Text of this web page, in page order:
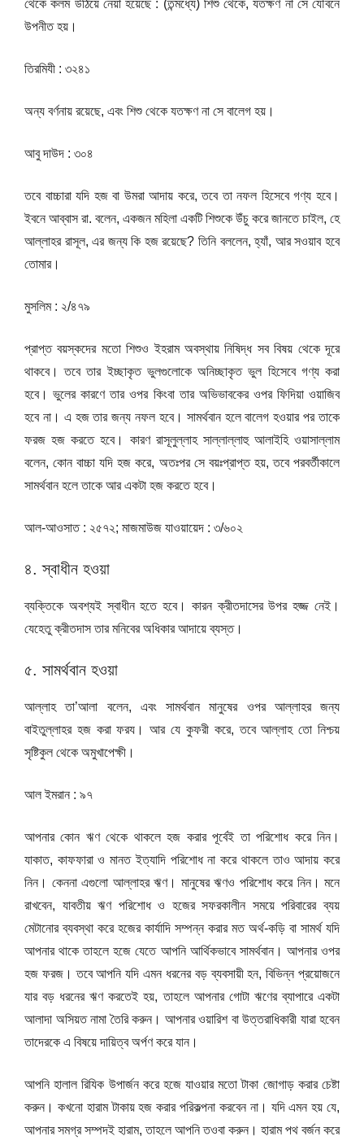
থেকে কলম উঠিয়ে নেয়া হয়েছে : (তন্মধ্যে) শিশু থেকে, যতক্ষণ না সে যৌবনে
উপনীত হয়।
তিরমিযী : ৩২৪১
অন্য বর্ণনায় রয়েছে, এবং শিশু থেকে যতক্ষণ না সে বালেগ হয়।
আবু দাউদ : ৩০৪
তবে বাচ্চারা যদি হজ বা উমরা আদায় করে, তবে তা নফল হিসেবে গণ্য হবে।
ইবনে আব্বাস রা. বলেন, একজন মহিলা একটি শিশুকে উঁচু করে জানতে চাইল, হে
আল্লাহর রাসূল, এর জন্য কি হজ রয়েছে? তিনি বললেন, হ্যাঁ, আর সওয়াব হবে
তোমার।
মুসলিম : ২/৪৭৯
প্রাপ্ত বয়স্কদের মতো শিশুও ইহরাম অবস্থায় নিষিদ্ধ সব বিষয় থেকে দূরে
থাকবে। তবে তার ইচ্ছাকৃত ভুলগুলোকে অনিচ্ছাকৃত ভুল হিসেবে গণ্য করা
হবে। ভুলের কারণে তার ওপর কিংবা তার অভিভাবকের ওপর ফিদিয়া ওয়াজিব
হবে না। এ হজ তার জন্য নফল হবে। সামর্থবান হলে বালেগ হওয়ার পর তাকে
ফরজ হজ করতে হবে। কারণ রাসূলুল্লাহ সাল্লাল্লাহু আলাইহি ওয়াসাল্লাম
বলেন, কোন বাচ্চা যদি হজ করে, অতঃপর সে বয়ঃপ্রাপ্ত হয়, তবে পরবর্তীকালে
সামর্থবান হলে তাকে আর একটা হজ করতে হবে।
আল-আওসাত : ২৫৭২; মাজমাউজ যাওয়ায়েদ : ৩/৬০২
৪. স্বাধীন হওয়া
ব্যক্তিকে অবশ্যই স্বাধীন হতে হবে। কারন ক্রীতদাসের উপর হজ্জ নেই।
যেহেতু ক্রীতদাস তার মনিবের অধিকার আদায়ে ব্যস্ত।
৫. সামর্থবান হওয়া
আল্লাহ তা’আলা বলেন, এবং সামর্থবান মানুষের ওপর আল্লাহর জন্য
বাইতুল্লাহর হজ করা ফরয। আর যে কুফরী করে, তবে আল্লাহ তো নিশ্চয়
সৃষ্টিকুল থেকে অমুখাপেক্ষী।
আল ইমরান : ৯৭
আপনার কোন ঋণ থেকে থাকলে হজ করার পূর্বেই তা পরিশোধ করে নিন।
যাকাত, কাফফারা ও মানত ইত্যাদি পরিশোধ না করে থাকলে তাও আদায় করে
নিন। কেননা এগুলো আল্লাহর ঋণ। মানুষের ঋণও পরিশোধ করে নিন। মনে
রাখবেন, যাবতীয় ঋণ পরিশোধ ও হজের সফরকালীন সময়ে পরিবারের ব্যয়
মেটানোর ব্যবস্থা করে হজের কার্যাদি সম্পন্ন করার মত অর্থ-কড়ি বা সামর্থ যদি
আপনার থাকে তাহলে হজে যেতে আপনি আর্থিকভাবে সামর্থবান। আপনার ওপর
হজ ফরজ। তবে আপনি যদি এমন ধরনের বড় ব্যবসায়ী হন, বিভিন্ন প্রয়োজনে
যার বড় ধরনের ঋণ করতেই হয়, তাহলে আপনার গোটা ঋণের ব্যাপারে একটা
আলাদা অসিয়ত নামা তৈরি করুন। আপনার ওয়ারিশ বা উত্তরাধিকারী যারা হবেন
তাদেরকে এ বিষয়ে দায়িত্ব অর্পণ করে যান।
আপনি হালাল রিযিক উপার্জন করে হজে যাওয়ার মতো টাকা জোগাড় করার চেষ্টা
করুন। কখনো হারাম টাকায় হজ করার পরিকল্পনা করবেন না। যদি এমন হয় যে,
আপনার সমগ্র সম্পদই হারাম, তাহলে আপনি তওবা করুন। হারাম পথ বর্জন করে